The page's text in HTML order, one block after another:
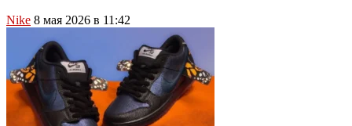
Nike 8 мая 2026 в 11:42